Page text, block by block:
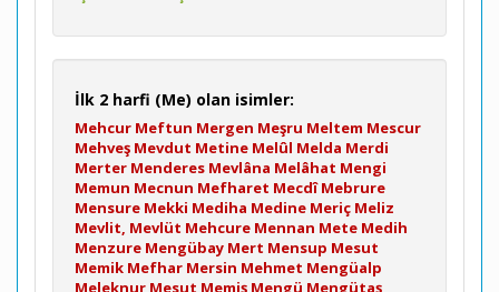
İlk 2 harfi (Me) olan isimler:
Mehcur Meftun Mergen Meşru Meltem Mescur
Mehveş Mevdut Metine Melûl Melda Merdi
Merter Menderes Mevlâna Melâhat Mengi
Memun Mecnun Mefharet Mecdî Mebrure
Mensure Mekki Mediha Medine Meriç Meliz
Mevlit, Mevlüt Mehcure Mennan Mete Medih
Menzure Mengübay Mert Mensup Mesut
Memik Mefhar Mersin Mehmet Mengüalp
Meleknur Mesut Memiş Mengü Mengütaş